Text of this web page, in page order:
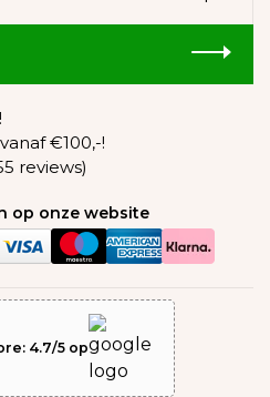
€100,-!
reviews)
op onze website
4.7/5 op